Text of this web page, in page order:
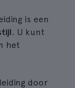
is een
. U kunt
het
door